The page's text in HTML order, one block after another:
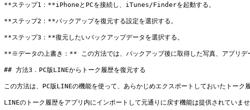
**ステップ1：**iPhoneとPCを接続し、iTunes/Finderを起動する。
**ステップ2：**バックアップを復元する設定を選択する。
**ステップ3：**復元したいバックアップデータを選択する。
**※データの上書き：** この方法では、バックアップ後に取得した写真、アプリデ
## 方法3．PC版LINEからトーク履歴を復元する
この方法は、PC版LINEの機能を使って、あらかじめエクスポートしておいたトーク
LINEのトーク履歴をアプリ内にインポートして元通りに戻す機能は提供されていま